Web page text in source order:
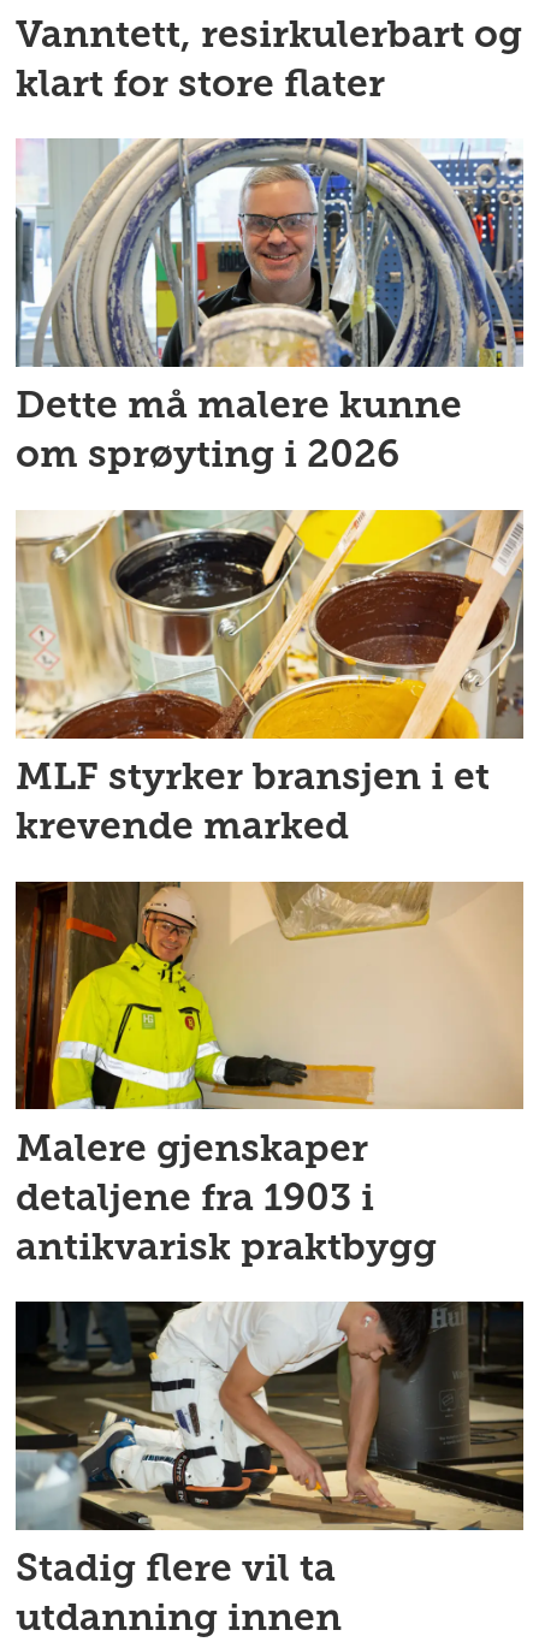
Vanntett, resirkulerbart og
klart for store flater
Dette må malere kunne
om sprøyting i 2026
MLF styrker bransjen i et
krevende marked
Malere gjenskaper
detaljene fra 1903 i
antikvarisk praktbygg
Stadig flere vil ta
utdanning innen